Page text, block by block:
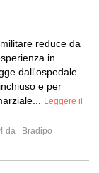
reduce da
in
dall'ospedale
e per
Leggere il
da
Bradipo